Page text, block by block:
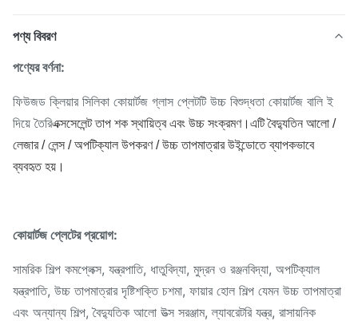
পণ্য বিবরণ
পণ্যের বর্ণনা:
ফিউজড ক্লিয়ার সিলিকা কোয়ার্টজ গ্লাস প্লেটটি উচ্চ বিশুদ্ধতা কোয়ার্টজ বালি ই
দিয়ে তৈরিএক্সসেলেন্ট তাপ শক স্থায়িত্ব এবং উচ্চ সংক্রমণ।এটি বৈদ্যুতিন আলো /
লেজার / লেন্স / অপটিক্যাল উপকরণ / উচ্চ তাপমাত্রার উইন্ডোতে ব্যাপকভাবে
ব্যবহৃত হয়।
কোয়ার্টজ প্লেটের প্রয়োগ:
সামরিক শিল্প কমপ্লেক্স, যন্ত্রপাতি, ধাতুবিদ্যা, মুদ্রন ও রঞ্জনবিদ্যা, অপটিক্যাল
যন্ত্রপাতি, উচ্চ তাপমাত্রার দৃষ্টিশক্তি চশমা, ফায়ার হোল শিল্প যেমন উচ্চ তাপমাত্রা
এবং অন্যান্য শিল্প, বৈদ্যুতিক আলো উত্স সরঞ্জাম, ল্যাবরেটরি যন্ত্র, রাসায়নিক